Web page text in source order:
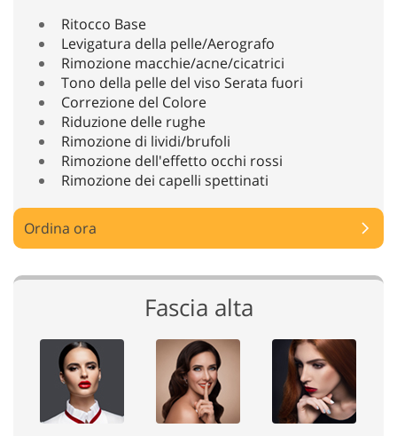
Ritocco Base
Levigatura della pelle/Aerografo
Rimozione macchie/acne/cicatrici
Tono della pelle del viso Serata fuori
Correzione del Colore
Riduzione delle rughe
Rimozione di lividi/brufoli
Rimozione dell'effetto occhi rossi
Rimozione dei capelli spettinati
Ordina ora
Fascia alta